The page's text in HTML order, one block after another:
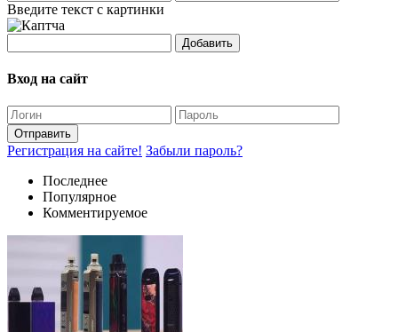
Введите текст с картинки
Добавить
Вход на сайт
Отправить
Регистрация на сайте! Забыли пароль?
Последнее
Популярное
Комментируемое